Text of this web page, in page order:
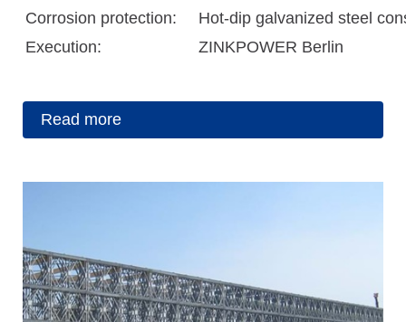
Corrosion protection:
Hot-dip galvanized steel
Execution:
ZINKPOWER Berlin
Read more